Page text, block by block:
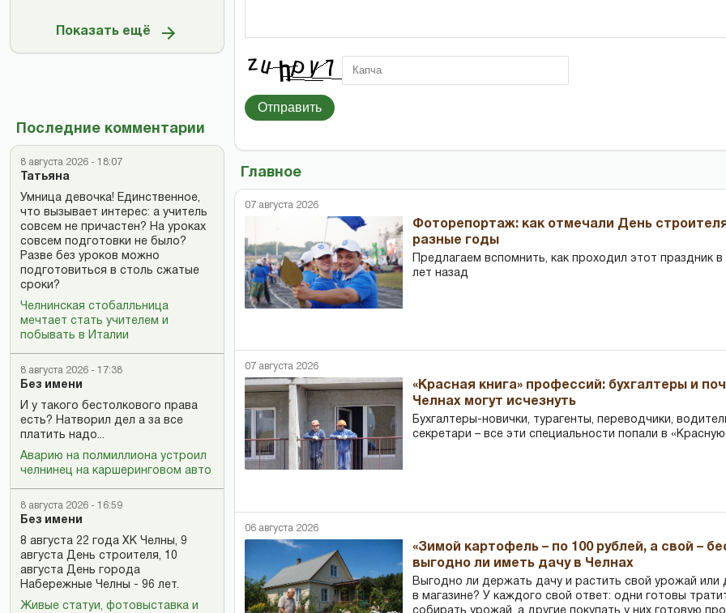
Показать ещё
Последние комментарии
8 августа 2026 - 18:07
Татьяна
Умница девочка! Единственное,
что вызывает интерес: а учитель
совсем не причастен? На уроках
совсем подготовки не было?
Разве без уроков можно
подготовиться в столь сжатые
сроки?
Челнинская стобалльница
мечтает стать учителем и
побывать в Италии
8 августа 2026 - 17:38
Без имени
И у такого бестолкового права
есть? Натворил дел а за все
платить надо...
Аварию на полмиллиона устроил
челнинец на каршеринговом авто
8 августа 2026 - 16:59
Без имени
8 августа 22 года ХК Челны, 9
августа День строителя, 10
августа День города
Набережные Челны - 96 лет.
Живые статуи, фотовыставка и
Отправить
Главное
07 августа 2026
Фоторепортаж: как отмечали День
разные годы
Предлагаем вспомнить, как проходил этот праздник в
лет назад
07 августа 2026
«Красная книга» профессий: бухгалтеры и
Челнах могут исчезнуть
Бухгалтеры-новички, тур­агенты, переводчики,
секретари – все эти специальности попали в
06 августа 2026
«Зимой картофель – по 100 рублей, а свой –
выгодно ли иметь дачу в Челнах
Выгодно ли держать дачу и растить свой урожай или
в магазине? У каждого свой ответ: одни готовы
собирать урожай, а другие покупать у них готовую